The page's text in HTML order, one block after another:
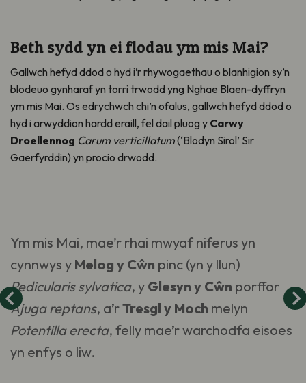
Beth sydd yn ei flodau ym mis Mai?
Gallwch hefyd ddod o hyd i’r rhywogaethau o blanhigion sy’n
blodeuo gynharaf yn torri trwodd yng Nghae Blaen-dyffryn
ym mis Mai. Os edrychwch chi’n ofalus, gallwch hefyd ddod o
hyd i arwyddion hardd eraill, fel dail pluog y Carwy
Droellennog Carum verticillatum(‘Blodyn Sirol’ Sir
Gaerfyrddin) yn procio drwodd.
Ym mis Mai, mae’r rhai mwyaf niferus yn
cynnwys y Melog y Cŵn pinc (yn y llun)
Pedicularis sylvatica, y Glesyn y Cŵn porffor
Ajuga reptans, a’rTresgl y Moch melyn
Potentilla erecta, felly mae’r warchodfa eisoes
yn enfys o liw.